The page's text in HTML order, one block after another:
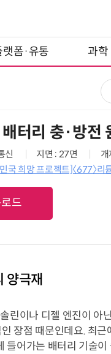
랫폼·유통 과학
터리 충·방전
신 지면 : 27면
국 희망 프로젝트]〈677〉리
드
양극재
린이나 디젤 엔진이 아
장점 때문인데요. 최
어가는 배터리 기술